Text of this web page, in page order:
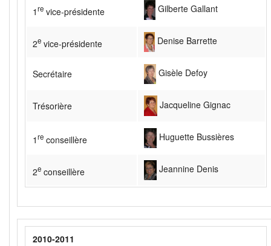
1re vice-présidente Gilberte Gallant
2e vice-présidente Denise Barrette
Secrétaire Gisèle Defoy
Trésorière Jacqueline Gignac
1re conseillère Huguette Bussières
2e conseillère Jeannine Denis
2010-2011